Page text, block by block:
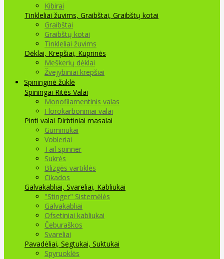
Kibirai
Tinkleliai žuvims, Graibštai, Graibštų kotai
Graibštai
Graibštų kotai
Tinkleliai žuvims
Dėklai, Krepšiai, Kuprinės
Meškerių dėklai
Žvejybiniai krepšiai
Spininginė žūklė
Spiningai Ritės Valai
Monofilamentinis valas
Florokarboniniai valai
Pinti valai Dirbtiniai masalai
Guminukai
Vobleriai
Tail spinner
Sukrės
Blizgės vartiklės
Cikados
Galvakabliai, Svareliai, Kabliukai
"Stinger" Sistemėlės
Galvakabliai
Ofsetiniai kabliukai
Čeburaškos
Svareliai
Pavadėliai, Segtukai, Suktukai
Spyruoklės